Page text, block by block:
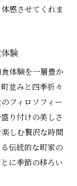
感させてくれま
験
体験を一層豊か
並みと四季折々
フィロソフィー
り付けの美しさ
しむ贅沢な時間
伝統的な町家の
に季節の移ろい